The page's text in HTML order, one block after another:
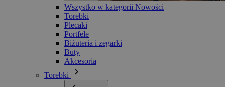
Wszystko w kategorii Nowości
Torebki
Plecaki
Portfele
Biżuteria i zegarki
Buty
Akcesoria
Torebki